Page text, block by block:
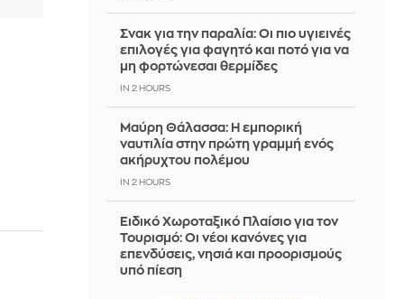
Σνακ για την παραλία: Οι πιο υγιεινές
επιλογές για φαγητό και ποτό για να
μη φορτώνεσαι θερμίδες
IN 2 HOURS
Μαύρη Θάλασσα: Η εμπορική
ναυτιλία στην πρώτη γραμμή ενός
ακήρυχτου πολέμου
IN 2 HOURS
Ειδικό Χωροταξικό Πλαίσιο για τον
Τουρισμό: Οι νέοι κανόνες για
επενδύσεις, νησιά και προορισμούς
υπό πίεση